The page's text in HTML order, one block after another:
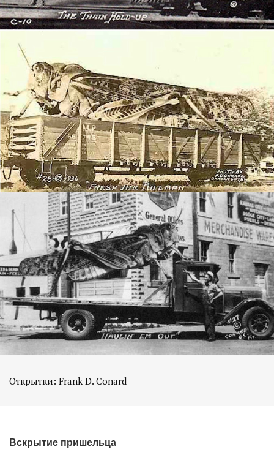
Открытки: Frank D. Conard
Вскрытие пришельца